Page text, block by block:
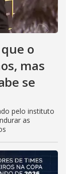
o
mas
se
pelo instituto
as